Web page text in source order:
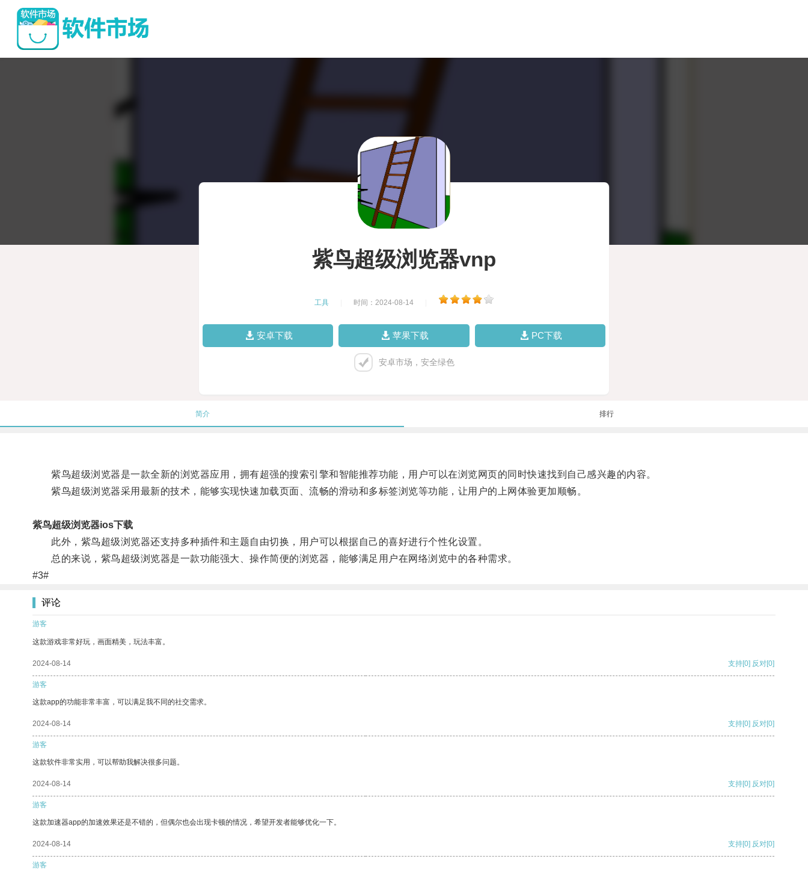
紫鸟超级浏览器vnp
工具 时间：2024-08-14
安卓下载 苹果下载 PC下载
安卓市场，安全绿色
简介 排行
紫鸟超级浏览器是一款全新的浏览器应用，拥有超强的搜索引擎和智能推荐功能，用户可以在浏览网页的同时快速找到自己感兴趣的内容。
紫鸟超级浏览器采用最新的技术，能够实现快速加载页面、流畅的滑动和多标签浏览等功能，让用户的上网体验更加顺畅。
紫鸟超级浏览器ios下载
此外，紫鸟超级浏览器还支持多种插件和主题自由切换，用户可以根据自己的喜好进行个性化设置。
总的来说，紫鸟超级浏览器是一款功能强大、操作简便的浏览器，能够满足用户在网络浏览中的各种需求。
#3#
评论
游客
这款游戏非常好玩，画面精美，玩法丰富。
2024-08-14 支持[0] 反对[0]
游客
这款app的功能非常丰富，可以满足我不同的社交需求。
2024-08-14 支持[0] 反对[0]
游客
这款软件非常实用，可以帮助我解决很多问题。
2024-08-14 支持[0] 反对[0]
游客
这款加速器app的加速效果还是不错的，但偶尔也会出现卡顿的情况，希望开发者能够优化一下。
2024-08-14 支持[0] 反对[0]
游客